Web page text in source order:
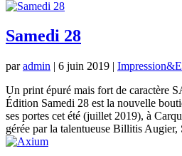
Samedi 28
paradmin | 6 juin 2019 |
Un print épuré mais fort de caractère
Édition Samedi 28 est la nouvelle
ses portes cet été (juillet 2019), à
gérée par la talentueuse Billitis Augier,